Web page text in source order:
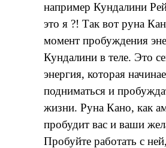
например Кундалини
это я ?! Так вот руна
момент пробуждения
Кундалини в теле. Это
энергия, которая
подниматься и
жизни. Руна Кано, как
пробудит вас и ваши
Пробуйте работать с ней,